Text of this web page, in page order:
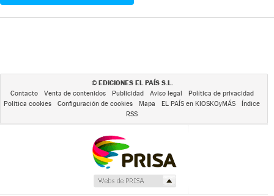
© EDICIONES EL PAÍS S.L.
Contacto Venta de contenidos Publicidad Aviso legal
Política de privacidad
Política cookies
Configuración de cookies Mapa EL PAÍS en KIOSKOyMÁS
Índice
RSS